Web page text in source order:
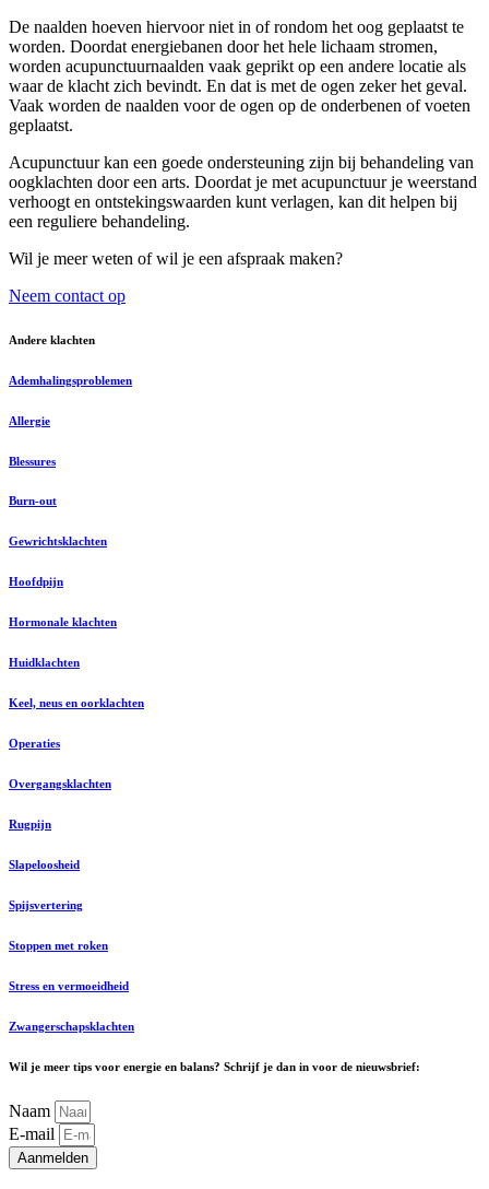
De naalden hoeven hiervoor niet in of rondom het oog geplaatst te
worden. Doordat energiebanen door het hele lichaam stromen,
worden acupunctuurnaalden vaak geprikt op een andere locatie als
waar de klacht zich bevindt. En dat is met de ogen zeker het geval.
Vaak worden de naalden voor de ogen op de onderbenen of voeten
geplaatst.
Acupunctuur kan een goede ondersteuning zijn bij behandeling van
oogklachten door een arts. Doordat je met acupunctuur je weerstand
verhoogt en ontstekingswaarden kunt verlagen, kan dit helpen bij
een reguliere behandeling.
Wil je meer weten of wil je een afspraak maken?
Neem contact op
Andere klachten
Ademhalingsproblemen
Allergie
Blessures
Burn-out
Gewrichtsklachten
Hoofdpijn
Hormonale klachten
Huidklachten
Keel, neus en oorklachten
Operaties
Overgangsklachten
Rugpijn
Slapeloosheid
Spijsvertering
Stoppen met roken
Stress en vermoeidheid
Zwangerschapsklachten
Wil je meer tips voor energie en balans? Schrijf je dan in voor de nieuwsbrief:
Naam
E-mail
Aanmelden